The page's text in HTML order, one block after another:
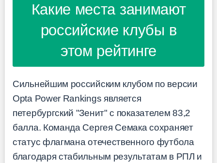
Какие места занимают
российские клубы в
этом рейтинге
Сильнейшим российским клубом по версии
Opta Power Rankings является
петербургский "Зенит" с показателем 83,2
балла. Команда Сергея Семака сохраняет
статус флагмана отечественного футбола
благодаря стабильным результатам в РПЛ и